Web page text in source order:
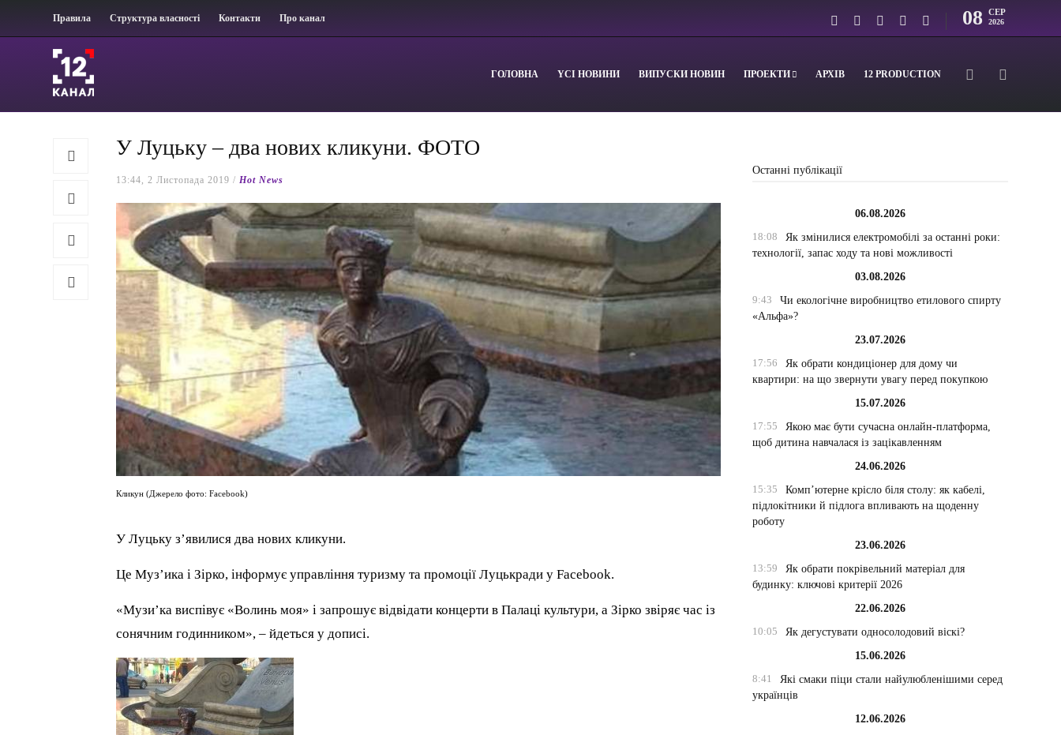
Правила Структура власності Контакти Про канал 08 СЕР
2026
ГОЛОВНА YСІ НОВИНИ ВИПУСКИ НОВИН ПРОЕКТИ АРХІВ 12 PRODUCTION
У Луцьку – два нових кликуни. ФОТО
13:44, 2 Листопада 2019 /Hot News
Кликун (Джерело фото: Facebook)
У Луцьку з’явилися два нових кликуни.
Це Муз’ика і Зірко, інформує управління туризму та промоції Луцькради у Facebook.
«Музи’ка виспівує «Волинь моя» і запрошує відвідати концерти в Палаці культури, а Зірко звіряє час із
сонячним годинником», – йдеться у дописі.
Останні публікації
06.08.2026
18:08
Як змінилися електромобілі за останні роки:
технології, запас ходу та нові можливості
03.08.2026
9:43
Чи екологічне виробництво етилового спирту
«Альфа»?
23.07.2026
17:56
Як обрати кондиціонер для дому чи
квартири: на що звернути увагу перед покупкою
15.07.2026
17:55
Якою має бути сучасна онлайн-платформа,
щоб дитина навчалася із зацікавленням
24.06.2026
15:35
Комп’ютерне крісло біля столу: як кабелі,
підлокітники й підлога впливають на щоденну
роботу
23.06.2026
13:59
Як обрати покрівельний матеріал для
будинку: ключові критерії 2026
22.06.2026
10:05
Як дегустувати односолодовий віскі?
15.06.2026
8:41
Які смаки піци стали найулюбленішими серед
українців
12.06.2026